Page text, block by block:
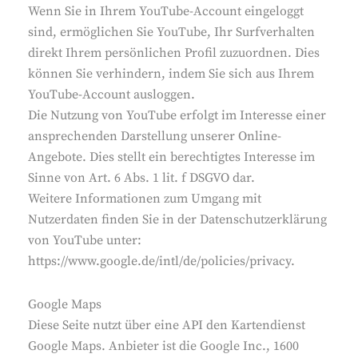
Wenn Sie in Ihrem YouTube-Account eingeloggt
sind, ermöglichen Sie YouTube, Ihr Surfverhalten
direkt Ihrem persönlichen Profil zuzuordnen. Dies
können Sie verhindern, indem Sie sich aus Ihrem
YouTube-Account ausloggen.
Die Nutzung von YouTube erfolgt im Interesse einer
ansprechenden Darstellung unserer Online-
Angebote. Dies stellt ein berechtigtes Interesse im
Sinne von Art. 6 Abs. 1 lit. f DSGVO dar.
Weitere Informationen zum Umgang mit
Nutzerdaten finden Sie in der Datenschutzerklärung
von YouTube unter:
https://www.google.de/intl/de/policies/privacy.
Google Maps
Diese Seite nutzt über eine API den Kartendienst
Google Maps. Anbieter ist die Google Inc., 1600